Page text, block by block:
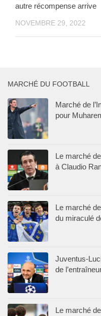
autre récompense arrive
NOVEMBRE 29, 2022
MARCHÉ DU FOOTBALL
Marché de
pour
Le marché
à Claudio
Le marché
du miraculé
Juventus-
de
Le marché